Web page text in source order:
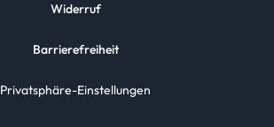
Widerruf
Barrierefreiheit
Privatsphäre-Einstellungen